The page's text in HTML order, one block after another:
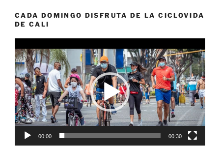
CADA DOMINGO DISFRUTA DE LA CICLOVIDA
DE CALI
de
vídeo
00:00 00:30